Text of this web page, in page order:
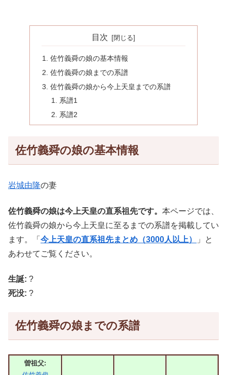
目次
佐竹義舜の娘の基本情報
佐竹義舜の娘までの系譜
佐竹義舜の娘から今上天皇までの系譜
系譜1
系譜2
佐竹義舜の娘の基本情報
岩城由隆の妻
佐竹義舜の娘は今上天皇の直系祖先です。 本ページでは、
佐竹義舜の娘から今上天皇に至るまでの系譜を掲載してい
ます。「 今上天皇の直系祖先まとめ（3000人以上）
」と
あわせてご覧ください。
生誕: ?
死没: ?
佐竹義舜の娘までの系譜
曽祖父: